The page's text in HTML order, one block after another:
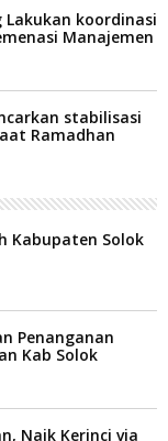
koordinasi
Manajemen
stabilisasi
Ramadhan
Kabupaten Solok
Penanganan
Kab Solok
Naik Kerinci via